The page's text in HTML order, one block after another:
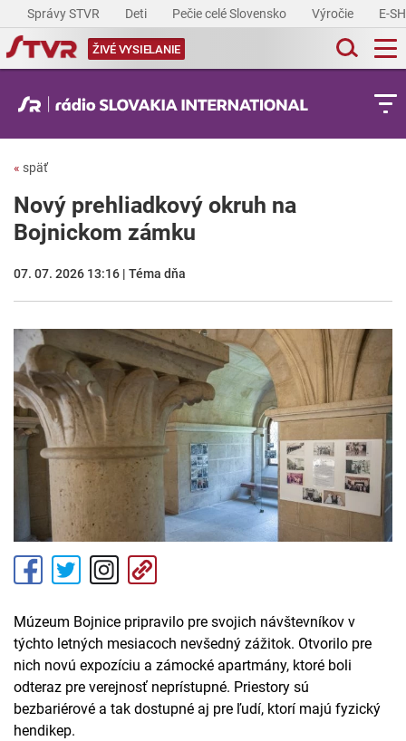
Správy STVR Deti Pečie celé Slovensko Výročie E-
ŽIVÉ VYSIELANIE
« späť
Nový prehliadkový okruh na
Bojnickom zámku
07. 07. 2026 13:16 | Téma dňa
Múzeum Bojnice pripravilo pre svojich návštevníkov v
týchto letných mesiacoch nevšedný zážitok. Otvorilo pre
nich novú expozíciu a zámocké apartmány, ktoré boli
odteraz pre verejnosť neprístupné. Priestory sú
bezbariérové a tak dostupné aj pre ľudí, ktorí majú fyzický
hendikep.